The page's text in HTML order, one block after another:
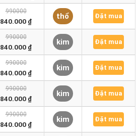
990000
840.000 ₫
thổ Đặt mua
990000
840.000 ₫
kim Đặt mua
990000
840.000 ₫
kim Đặt mua
990000
840.000 ₫
kim Đặt mua
990000
840.000 ₫
kim Đặt mua